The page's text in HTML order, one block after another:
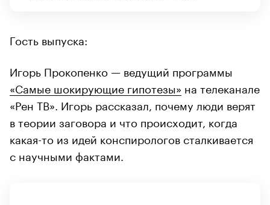
Гость выпуска:
Игорь Прокопенко — ведущий программы
«Самые шокирующие гипотезы» на телеканале
«Рен ТВ». Игорь рассказал, почему люди верят
в теории заговора и что происходит, когда
какая-то из идей конспирологов сталкивается
с научными фактами.